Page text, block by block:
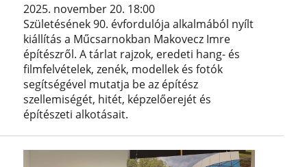
2025. november 20. 18:00
Születésének 90. évfordulója alkalmából nyílt
kiállítás a Műcsarnokban Makovecz Imre
építészről. A tárlat rajzok, eredeti hang- és
filmfelvételek, zenék, modellek és fotók
segítségével mutatja be az építész
szellemiségét, hitét, képzelőerejét és
építészeti alkotásait.